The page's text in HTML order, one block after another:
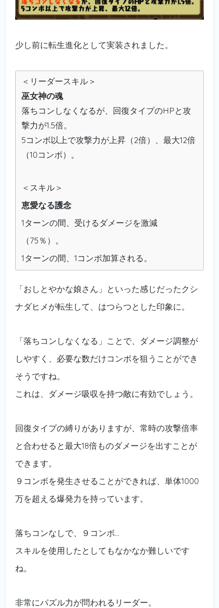
少し前に転生進化として実装されました。
＜リーダースキル＞
巫女神の魂
落ちコンしなくなるが、回復タイプのHPと攻
撃力が1.5倍。
5コンボ以上で攻撃力が上昇（2倍）、最大12倍
（10コンボ）。
＜スキル＞
恵愛なる護念
1ターンの間、受けるダメージを激減
（75％）。
1ターンの間、1コンボ加算される。
「おしとやかな娘さん」といった感じだったクシ
ナダヒメが転生して、はつらつとした印象に。
「落ちコンしなくなる」ことで、ダメージ調整が
しやすく、必要な数だけコンボを狙うことができ
そうですね。
これは、ダメージ吸収を持つ敵に有効でしょう。
回復タイプの縛りがありますが、常時の攻撃倍率
と合わせると最大18倍ものダメージを出すことが
できます。
９コンボを発生させることができれば、単体1000
万を超える爆発力を持っています。
落ちコンなしで、９コンボ…
スキルを使用したとしてもなかなか難しいです
ね。
非常にパズル力が問われるリーダー。